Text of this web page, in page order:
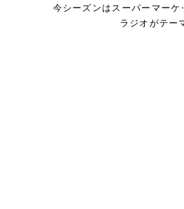
今シーズンはスーパーマーケ
ラジオがテ